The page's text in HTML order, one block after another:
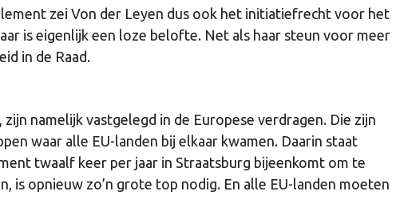
zei Von der Leyen dus ook het initiatiefrecht voor het
is eigenlijk een loze belofte. Net als haar steun voor meer
in de Raad.
namelijk vastgelegd in de Europese verdragen. Die zijn
waar alle EU-landen bij elkaar kwamen. Daarin staat
twaalf keer per jaar in Straatsburg bijeenkomt om te
is opnieuw zo’n grote top nodig. En alle EU-landen moeten